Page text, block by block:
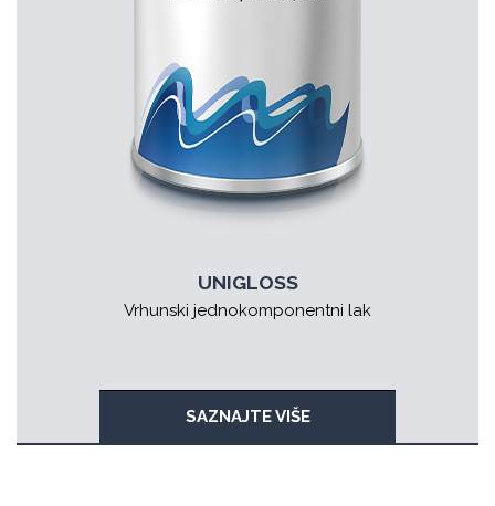
UNIGLOSS
Vrhunski jednokomponentni lak
SAZNAJTE VIŠE